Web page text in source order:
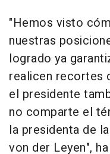
"Hemos visto
nuestras
logrado ya
realicen recortes
el presidente
no comparte el
la presidenta de
von der Leyen",